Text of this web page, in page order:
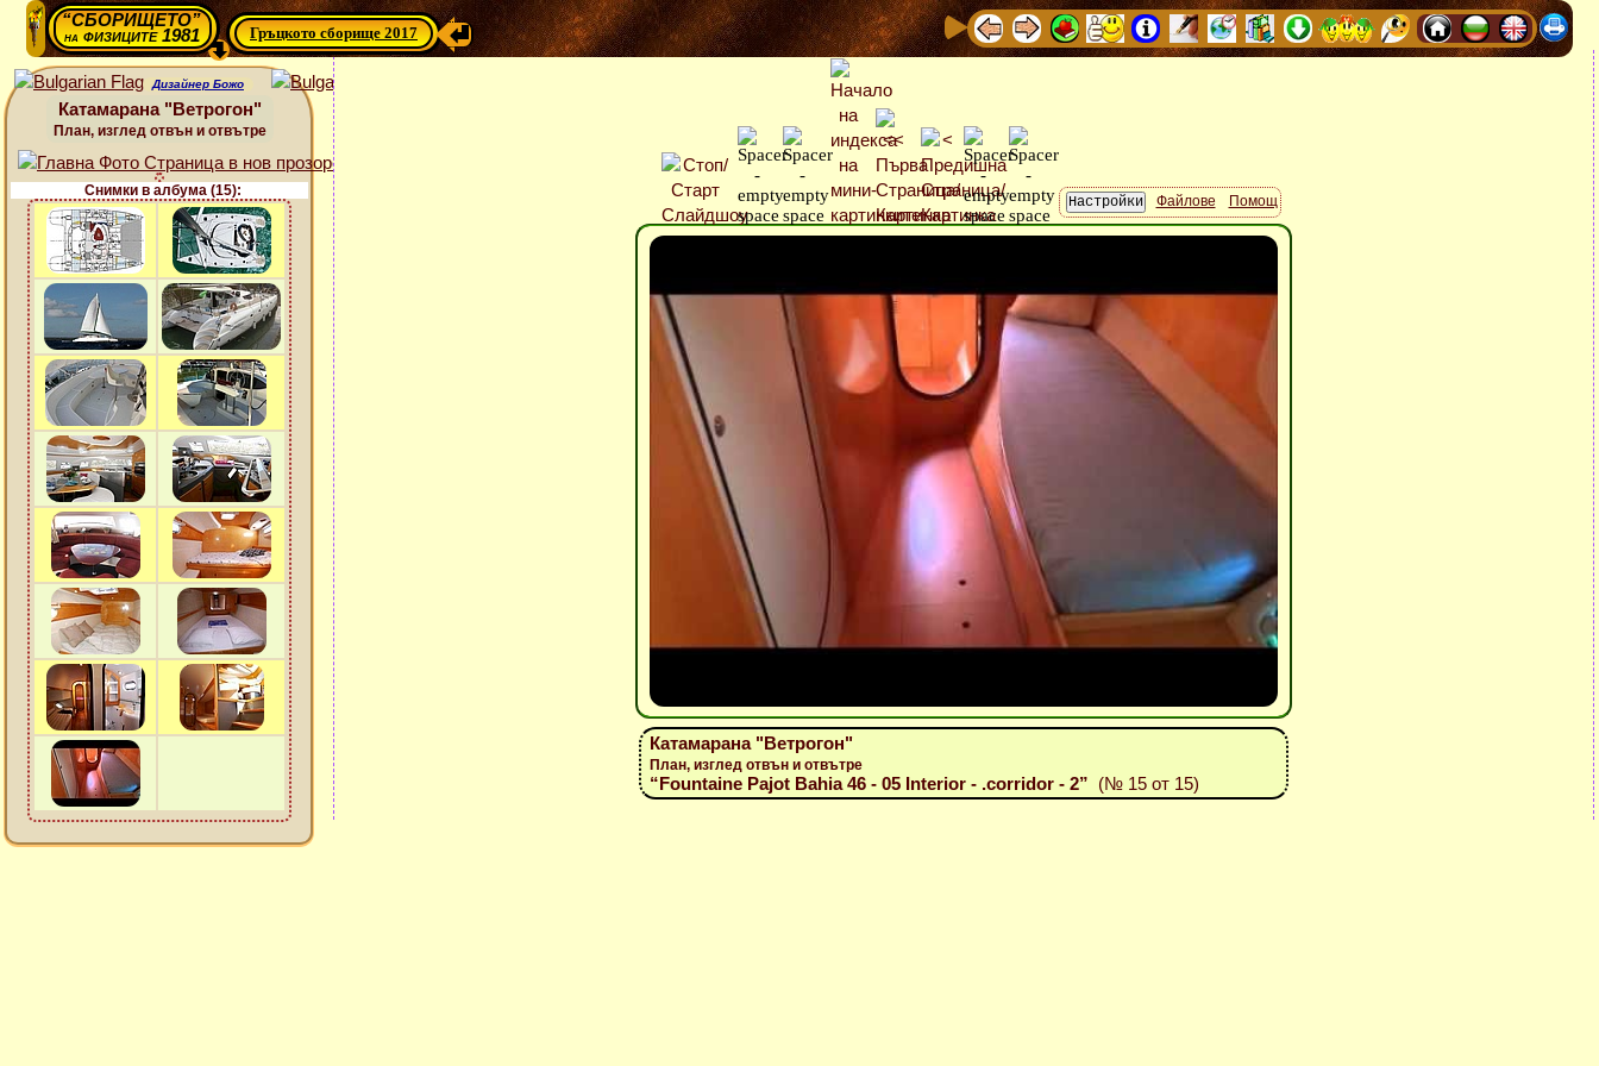
“СБОРИЩЕТО”
нафизиците 1981 Гръцкото сборище 2017
Дизайнер Божо
Катамарана "Ветрогон"
План, изглед отвън и отвътре
Снимки в албума (15):
Файлове Помощ
Катамарана "Ветрогон"
План, изглед отвън и отвътре
“Fountaine Pajot Bahia 46 - 05 Interior - .corridor - 2” (№ 15 от 15)